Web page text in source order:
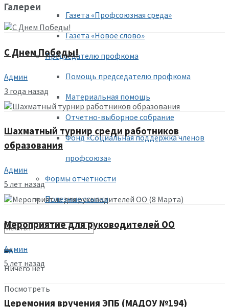
Газета «Профсоюзная среда»
Газета «Новое слово»
Председателю профкома
Помощь председателю профкома
Материальная помощь
Отчетно-выборное собрание
Фонд «Социальная поддержка членов
профсоюза»
Формы отчетности
Полезные ссылки
Ничего нет
Посмотреть
Галереи
С Днем Победы!
Админ
3 года назад
Шахматный турнир среди работников
образования
Админ
5 лет назад
Мероприятие для руководителей ОО
Админ
5 лет назад
Церемония вручения ЭПБ (МАДОУ №194)